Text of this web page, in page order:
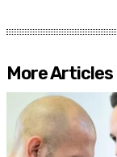
More Articles